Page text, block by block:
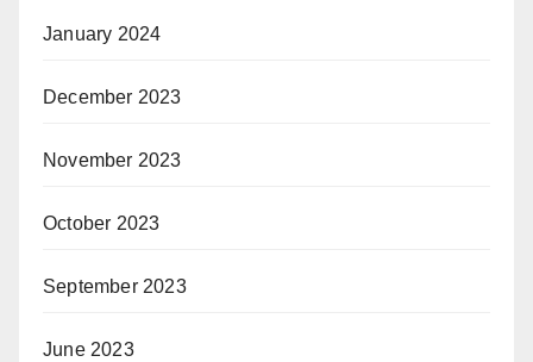
January 2024
December 2023
November 2023
October 2023
September 2023
June 2023